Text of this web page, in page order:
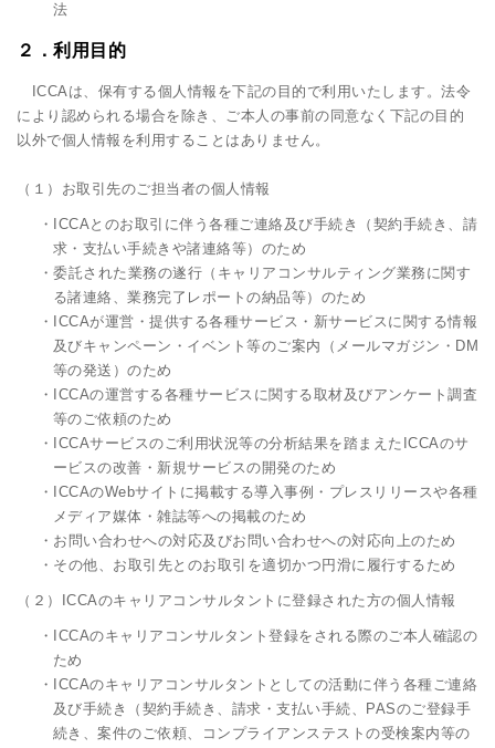
法
２．利用目的
ICCAは、保有する個人情報を下記の目的で利用いたします。法令
により認められる場合を除き、ご本人の事前の同意なく下記の目的
以外で個人情報を利用することはありません。
（１）お取引先のご担当者の個人情報
・ICCAとのお取引に伴う各種ご連絡及び手続き（契約手続き、請
求・支払い手続きや諸連絡等）のため
・委託された業務の遂行（キャリアコンサルティング業務に関す
る諸連絡、業務完了レポートの納品等）のため
・ICCAが運営・提供する各種サービス・新サービスに関する情報
及びキャンペーン・イベント等のご案内（メールマガジン・DM
等の発送）のため
・ICCAの運営する各種サービスに関する取材及びアンケート調査
等のご依頼のため
・ICCAサービスのご利用状況等の分析結果を踏まえたICCAのサ
ービスの改善・新規サービスの開発のため
・ICCAのWebサイトに掲載する導入事例・プレスリリースや各種
メディア媒体・雑誌等への掲載のため
・お問い合わせへの対応及びお問い合わせへの対応向上のため
・その他、お取引先とのお取引を適切かつ円滑に履行するため
（２）ICCAのキャリアコンサルタントに登録された方の個人情報
・ICCAのキャリアコンサルタント登録をされる際のご本人確認の
ため
・ICCAのキャリアコンサルタントとしての活動に伴う各種ご連絡
及び手続き（契約手続き、請求・支払い手続、PASのご登録手
続き、案件のご依頼、コンプライアンステストの受検案内等の